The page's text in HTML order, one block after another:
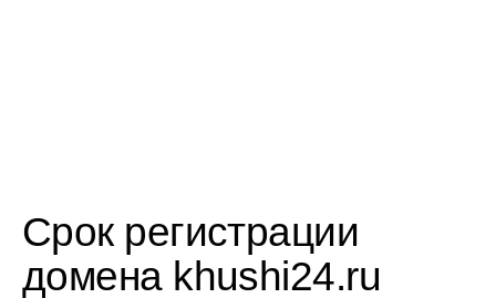
Срок регистрации
домена khushi24.ru